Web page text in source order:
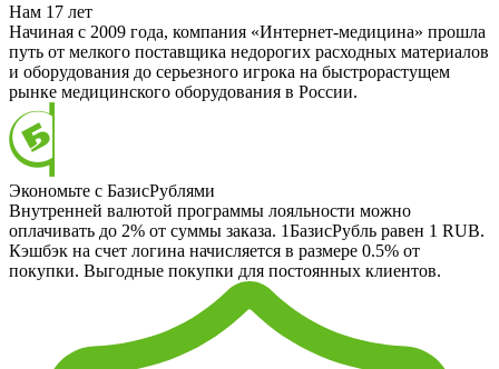
Нам 17 лет
Начиная с 2009 года, компания «Интернет-медицина» прошла
путь от мелкого поставщика недорогих расходных материалов
и оборудования до серьезного игрока на быстрорастущем
рынке медицинского оборудования в России.
Экономьте с БазисРублями
Внутренней валютой программы лояльности можно
оплачивать до 2% от суммы заказа. 1БазисРубль равен 1 RUB.
Кэшбэк на счет логина начисляется в размере 0.5% от
покупки. Выгодные покупки для постоянных клиентов.